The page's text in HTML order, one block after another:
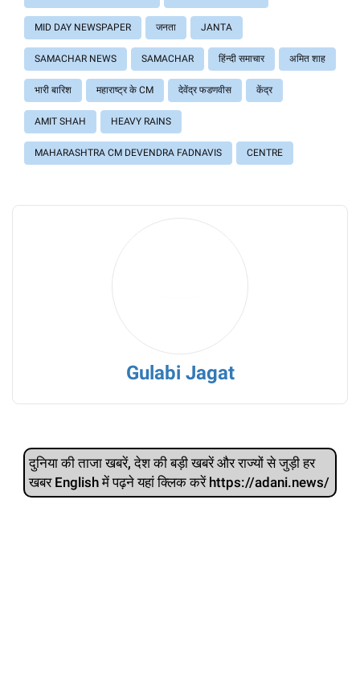
MID DAY NEWSPAPER जनता JANTA
SAMACHAR NEWS SAMACHAR हिंन्दी समाचार अमित शाह
भारी बारिश महाराष्ट्र के CM देवेंद्र फडणवीस केंद्र
AMIT SHAH HEAVY RAINS
MAHARASHTRA CM DEVENDRA FADNAVIS CENTRE
Gulabi Jagat
दुनिया की ताजा खबरें, देश की बड़ी खबरें और राज्‍यों से जुड़ी हर
खबर English में पढ़ने यहां क्लिक करें https://adani.news/